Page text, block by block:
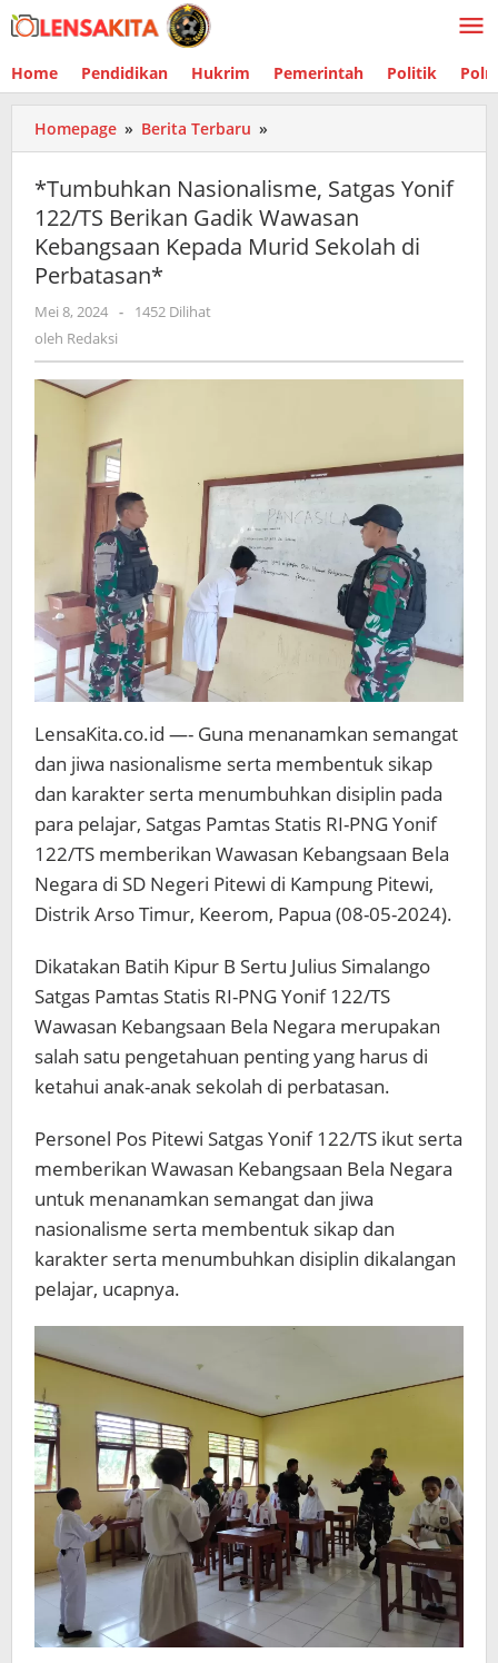
Lewati
ke
Home Pendidikan Hukrim Pemerintah Politik
Homepage » Berita Terbaru »
Nasionalisme,
Yonif
122/TS
Berikan
Murid
Sekolah
*Tumbuhkan Nasionalisme, Satgas Yonif
122/TS Berikan Gadik Wawasan
Kebangsaan Kepada Murid Sekolah di
Perbatasan*
Mei 8, 2024 oleh
-
1452 Dilihat
oleh Redaksi
LensaKita.co.id —- Guna menanamkan semangat
dan jiwa nasionalisme serta membentuk sikap
dan karakter serta menumbuhkan disiplin pada
para pelajar, Satgas Pamtas Statis RI-PNG Yonif
122/TS memberikan Wawasan Kebangsaan Bela
Negara di SD Negeri Pitewi di Kampung Pitewi,
Distrik Arso Timur, Keerom, Papua (08-05-2024).
Dikatakan Batih Kipur B Sertu Julius Simalango
Satgas Pamtas Statis RI-PNG Yonif 122/TS
Wawasan Kebangsaan Bela Negara merupakan
salah satu pengetahuan penting yang harus di
ketahui anak-anak sekolah di perbatasan.
Personel Pos Pitewi Satgas Yonif 122/TS ikut serta
memberikan Wawasan Kebangsaan Bela Negara
untuk menanamkan semangat dan jiwa
nasionalisme serta membentuk sikap dan
karakter serta menumbuhkan disiplin dikalangan
pelajar, ucapnya.